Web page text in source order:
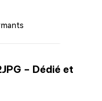
– Dédié et